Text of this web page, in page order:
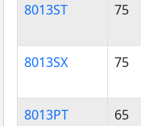
8013ST
75
8013SX 75
8013PT 65